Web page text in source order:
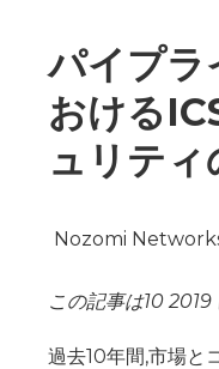
パイプラ
おける
ュリティ
Nozomi
この記事は10
過去10年間,市場と